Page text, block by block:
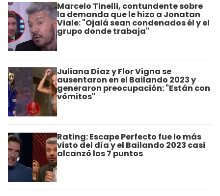
Marcelo Tinelli, contundente sobre
la demanda que le hizo a Jonatan
Viale: "Ojalá sean condenados él y el
grupo donde trabaja"
Juliana Díaz y Flor Vigna se
ausentaron en el Bailando 2023 y
generaron preocupación: "Están con
vómitos"
Rating: Escape Perfecto fue lo más
visto del día y el Bailando 2023 casi
alcanzó los 7 puntos